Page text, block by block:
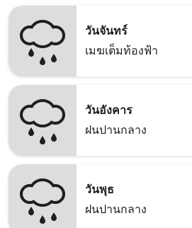
วันจันทร์
เมฆเต็มท้องฟ้า
วันอังคาร
ฝนปานกลาง
วันพุธ
ฝนปานกลาง